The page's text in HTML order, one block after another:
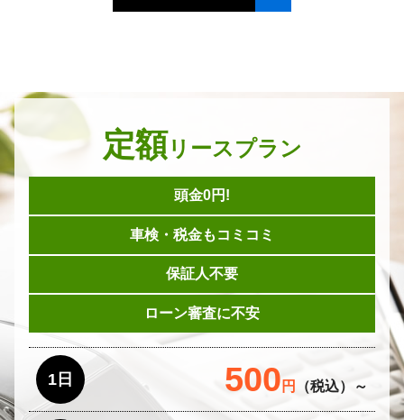
定額 リースプラン
頭金0円!
車検・税金もコミコミ
保証人不要
ローン審査に不安
1日 500 円 （税込）～